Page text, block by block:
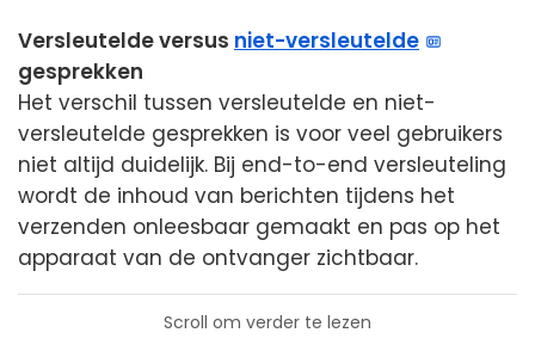
Versleutelde versus niet-versleutelde
gesprekken
Het verschil tussen versleutelde en niet-
versleutelde gesprekken is voor veel gebruikers
niet altijd duidelijk. Bij end-to-end versleuteling
wordt de inhoud van berichten tijdens het
verzenden onleesbaar gemaakt en pas op het
apparaat van de ontvanger zichtbaar.
Scroll om verder te lezen